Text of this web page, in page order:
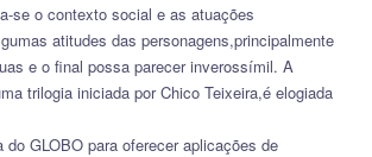
se o contexto social e as atuações
atitudes das personagens,principalmente
e o final possa parecer inverossímil. A
trilogia iniciada por Chico Teixeira,é elogiada
GLOBO para oferecer aplicações de